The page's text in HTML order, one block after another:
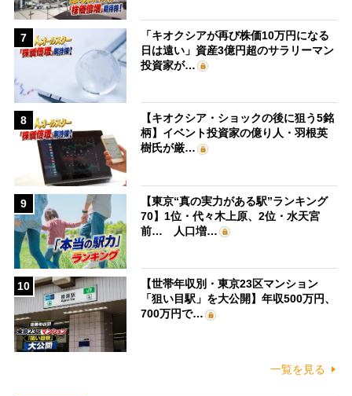
7
「キオクシアが再び株価10万円になる
日は遠い」資産3億円超のサラリーマン
投資家が…
8
【キオクシア・ショックの後に狙う5銘
柄】イベント投資家の億り人・羽根英
樹氏が厳…
9
【東京“真の実力がある駅”ランキング
70】1位・代々木上原、2位・水天宮
前… 人口増…
10
【世帯年収別・東京23区マンション
「狙い目駅」を大公開】年収500万円、
700万円で…
一覧を見る